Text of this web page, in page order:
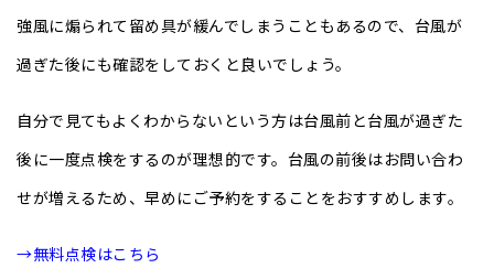
強風に煽られて留め具が緩んでしまうこともあるので、台風が
過ぎた後にも確認をしておくと良いでしょう。
自分で見てもよくわからないという方は台風前と台風が過ぎた
後に一度点検をするのが理想的です。台風の前後はお問い合わ
せが増えるため、早めにご予約をすることをおすすめします。
→無料点検はこちら